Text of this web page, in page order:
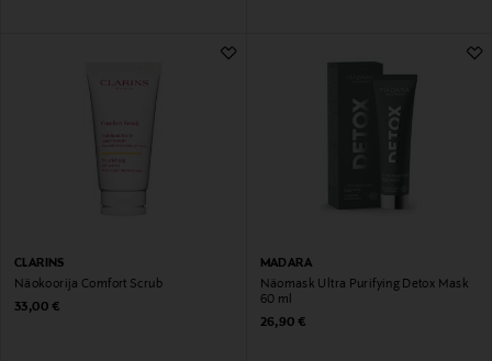
CLARINS
Näokoorija Comfort Scrub
Original Price
33,00 €
MADARA
Näomask Ultra Purifying Detox Mask
60 ml
Original Price
26,90 €